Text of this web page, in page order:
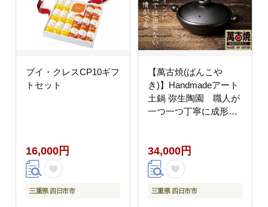
ブイ・クレスCP10ギフ
トセット
16,000円
三重県 四日市市
【萬古焼(ばんこや
き)】Handmadeアート
土鍋 弥生陶園 職人が
一つ一つ丁寧に成形し
産80％のシェアを誇る
伝統の萬古焼 TS-111
丸土鍋8号（黒釉）毎日
の料理がもっと美味し
34,000円
三重県 四日市市